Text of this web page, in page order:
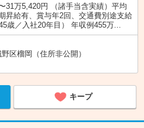
31万5,420円 （諸手当含実績）平均
昇給有、賞与年2回、交通費別途支給
歳／入社20年目） 年収例455万...
区榴岡（住所非公開）
キープ